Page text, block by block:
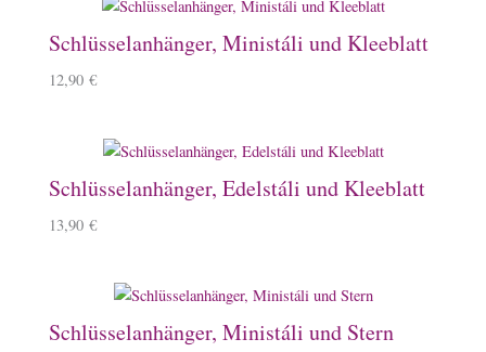
Schlüsselanhänger, Ministáli und Kleeblatt
12,90 €
Schlüsselanhänger, Edelstáli und Kleeblatt
13,90 €
Schlüsselanhänger, Ministáli und Stern